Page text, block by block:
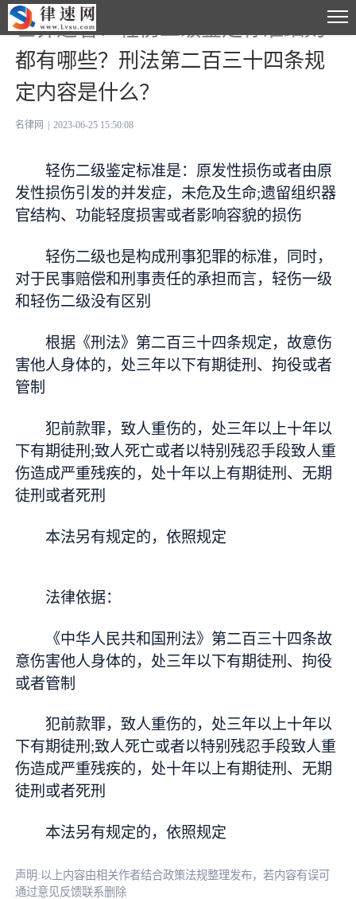
世界速看：轻伤二级鉴定标准细则
都有哪些？刑法第二百三十四条规
定内容是什么？
名律网 2023-06-25 15:50:08
轻伤二级鉴定标准是：原发性损伤或者由原
发性损伤引发的并发症，未危及生命;遗留组织器
官结构、功能轻度损害或者影响容貌的损伤
轻伤二级也是构成刑事犯罪的标准，同时，
对于民事赔偿和刑事责任的承担而言，轻伤一级
和轻伤二级没有区别
根据《刑法》第二百三十四条规定，故意伤
害他人身体的，处三年以下有期徒刑、拘役或者
管制
犯前款罪，致人重伤的，处三年以上十年以
下有期徒刑;致人死亡或者以特别残忍手段致人重
伤造成严重残疾的，处十年以上有期徒刑、无期
徒刑或者死刑
本法另有规定的，依照规定
法律依据：
《中华人民共和国刑法》第二百三十四条故
意伤害他人身体的，处三年以下有期徒刑、拘役
或者管制
犯前款罪，致人重伤的，处三年以上十年以
下有期徒刑;致人死亡或者以特别残忍手段致人重
伤造成严重残疾的，处十年以上有期徒刑、无期
徒刑或者死刑
本法另有规定的，依照规定
声明:以上内容由相关作者结合政策法规整理发布，若内容有误可
通过意见反馈联系删除